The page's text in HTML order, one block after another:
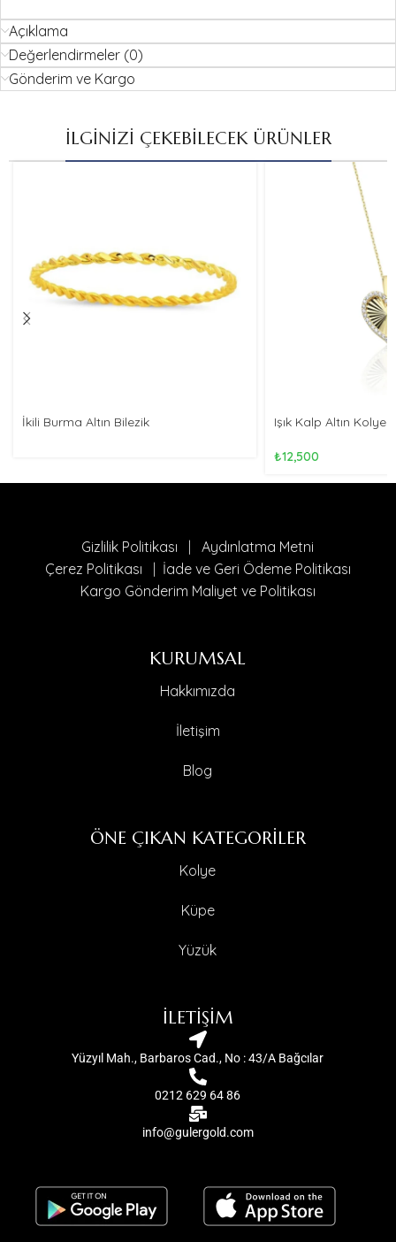
Açıklama
Değerlendirmeler (0)
Gönderim ve Kargo
İLGİNİZİ ÇEKEBİLECEK ÜRÜNLER
İkili Burma Altın Bilezik Işık Kalp Altın Kolye
₺12,500
Gizlilik Politikası |Aydınlatma Metni
Çerez Politikası
İade ve Geri Ödeme Politikası
Kargo Gönderim Maliyet ve Politikası
KURUMSAL
Hakkımızda
İletişim
Blog
ÖNE ÇIKAN KATEGORİLER
Kolye
Küpe
Yüzük
İLETİŞİM
Yüzyıl Mah., Barbaros Cad., No : 43/A Bağcılar
0212 629 64 86
info@gulergold.com